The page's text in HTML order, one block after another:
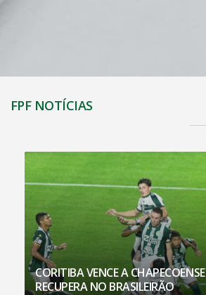
FPF NOTÍCIAS
CORITIBA VENCE A CHAPECOENSE
RECUPERA NO BRASILEIRÃO